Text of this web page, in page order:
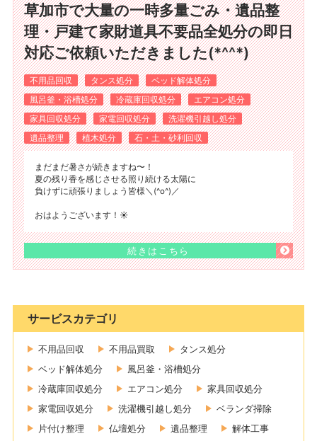
草加市で大量の一時多量ごみ・遺品整
理・戸建て家財道具不要品全処分の即日
対応ご依頼いただきました(*^^*)
不用品回収 タンス処分
ベッド解体処分
風呂釜・浴槽処分
冷蔵庫回収処分
エアコン処分
家具回収処分
家電回収処分
洗濯機引越し処分
遺品整理
植木処分 石・土・砂利回収
まだまだ暑さが続きますね〜！
夏の残り香を感じさせる照り続ける太陽に
負けずに頑張りましょう皆様＼(^o^)／
おはようございます！☀️
続きはこちら
サービスカテゴリ
不用品回収 不用品買取
タンス処分
ベッド解体処分
風呂釜・浴槽処分
冷蔵庫回収処分
エアコン処分
家具回収処分
家電回収処分
洗濯機引越し処分
ベランダ掃除
片付け整理
仏壇処分 遺品整理
解体工事